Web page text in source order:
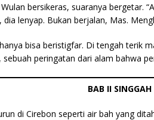
Wulan bersikeras, suaranya bergetar.
dia lenyap. Bukan berjalan, Mas.
bisa beristigfar. Di tengah terik
sebuah peringatan dari alam bahwa
BAB II
di Cirebon seperti air bah yang